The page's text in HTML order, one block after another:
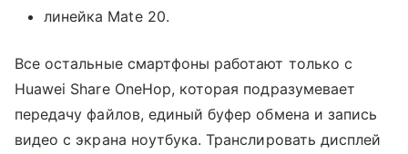
линейка Mate 20.
Все остальные смартфоны работают только с
Huawei Share OneHop, которая подразумевает
передачу файлов, единый буфер обмена и запись
видео с экрана ноутбука. Транслировать дисплей